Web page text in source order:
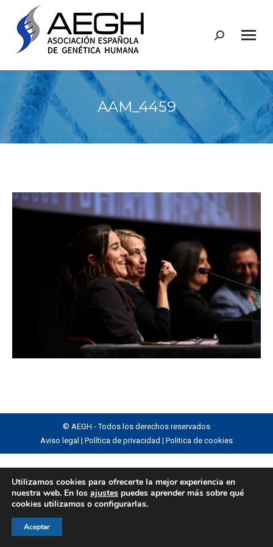
Buscar:
AAM_4459
© AEGH - Todos los derechos reservados
Aviso legal | Política de privacidad | Politica de cookies
Utilizamos cookies para ofrecerte la mejor experiencia en
nuestra web. En los ajustes puedes aprender más sobre qué
cookies utilizamos o configurarlas.
Aceptar